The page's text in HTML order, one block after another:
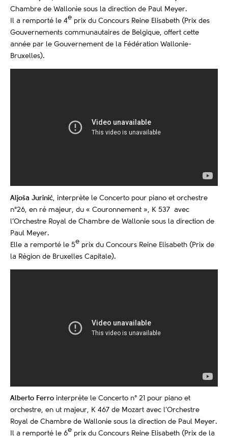
Chambre de Wallonie sous la direction de Paul Meyer.
Il a remporté le 4e prix du Concours Reine Elisabeth (Prix des
Gouvernements communautaires de Belgique, offert cette
année par le Gouvernement de la Fédération Wallonie-
Bruxelles).
Aljoša Jurinić , interprète le Concerto pour piano et orchestre
n°26, en ré majeur, du « Couronnement », K 537 avec
l’Orchestre Royal de Chambre de Wallonie sous la direction de
Paul Meyer.
Elle a remporté le 5e prix du Concours Reine Elisabeth (Prix de
la Région de Bruxelles Capitale).
Alberto Ferro interprète le Concerto n° 21 pour piano et
orchestre, en ut majeur, K 467 de Mozart avec l’Orchestre
Royal de Chambre de Wallonie sous la direction de Paul Meyer.
Il a remporté le 6e prix du Concours Reine Elisabeth (Prix de la